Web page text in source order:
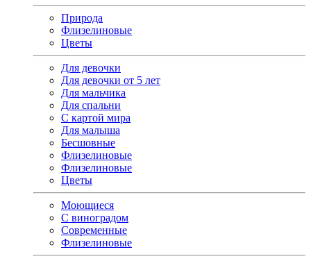
Природа
Флизелиновые
Цветы
Для девочки
Для девочки от 5 лет
Для мальчика
Для спальни
С картой мира
Для малыша
Бесшовные
Флизелиновые
Флизелиновые
Цветы
Моющиеся
С виноградом
Современные
Флизелиновые